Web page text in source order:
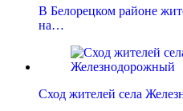
В Белорецком районе
на…
Сход жителей села